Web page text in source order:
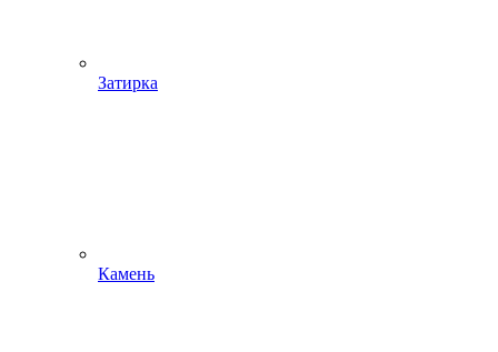
Затирка
Камень